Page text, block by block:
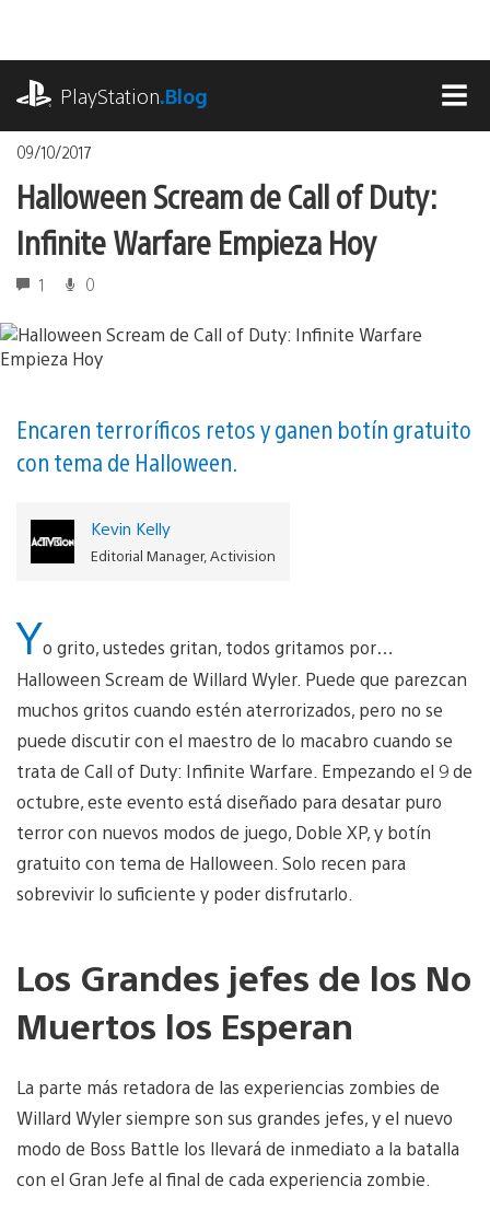
contenido
PlayStation.Blog
09/10/2017
Halloween Scream de Call of Duty:
Infinite Warfare Empieza Hoy
1 0
Encaren terroríficos retos y ganen botín gratuito
con tema de Halloween.
Kevin Kelly
Editorial Manager, Activision
Yo grito, ustedes gritan, todos gritamos por…
Halloween Scream de Willard Wyler. Puede que parezcan
muchos gritos cuando estén aterrorizados, pero no se
puede discutir con el maestro de lo macabro cuando se
trata de Call of Duty: Infinite Warfare. Empezando el 9 de
octubre, este evento está diseñado para desatar puro
terror con nuevos modos de juego, Doble XP, y botín
gratuito con tema de Halloween. Solo recen para
sobrevivir lo suficiente y poder disfrutarlo.
Los Grandes jefes de los No
Muertos los Esperan
La parte más retadora de las experiencias zombies de
Willard Wyler siempre son sus grandes jefes, y el nuevo
modo de Boss Battle los llevará de inmediato a la batalla
con el Gran Jefe al final de cada experiencia zombie.